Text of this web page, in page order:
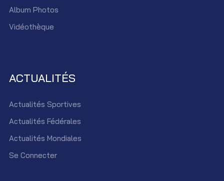
Album Photos
Vidéothèque
ACTUALITÉS
Actualités Sportives
Actualités Fédérales
Actualités Mondiales
Se Connecter